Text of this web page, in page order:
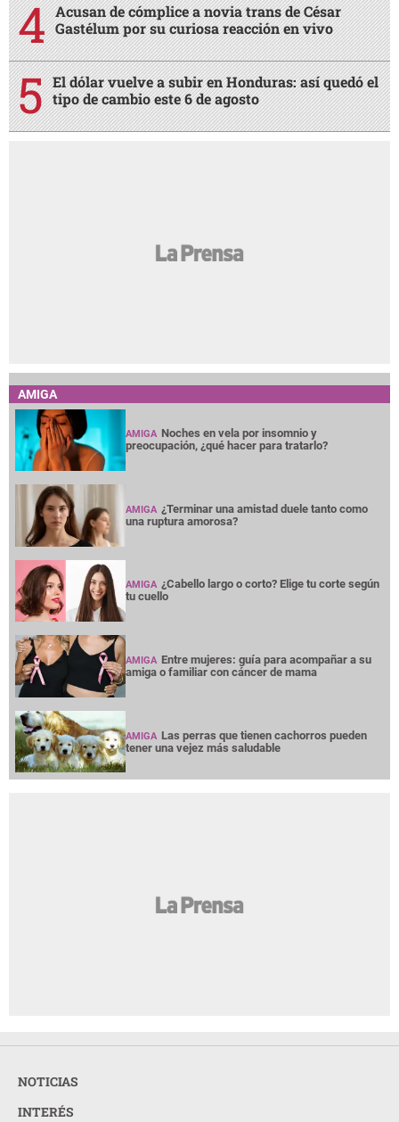
Acusan de cómplice a novia trans de César
Gastélum por su curiosa reacción en vivo
El dólar vuelve a subir en Honduras: así quedó el
tipo de cambio este 6 de agosto
AMIGA
AMIGA Noches en vela por insomnio y
preocupación, ¿qué hacer para tratarlo?
AMIGA ¿Terminar una amistad duele tanto como
una ruptura amorosa?
AMIGA ¿Cabello largo o corto? Elige tu corte según
tu cuello
AMIGA Entre mujeres: guía para acompañar a su
amiga o familiar con cáncer de mama
AMIGA Las perras que tienen cachorros pueden
tener una vejez más saludable
NOTICIAS
INTERÉS